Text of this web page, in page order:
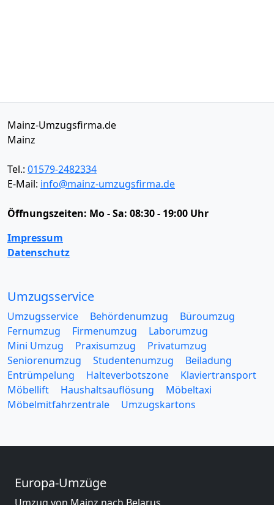
Mainz-Umzugsfirma.de
Mainz
Tel.: 01579-2482334
E-Mail: info@mainz-umzugsfirma.de
Öffnungszeiten: Mo - Sa: 08:30 - 19:00 Uhr
Impressum
Datenschutz
Umzugsservice
Umzugsservice Behördenumzug
Büroumzug
Fernumzug
Firmenumzug
Laborumzug
Mini Umzug
Praxisumzug
Privatumzug
Seniorenumzug
Studentenumzug
Beiladung
Entrümpelung
Halteverbotszone
Klaviertransport
Möbellift
Haushaltsauflösung
Möbeltaxi
Möbelmitfahrzentrale
Umzugskartons
Europa-Umzüge
Umzug von Mainz nach Belarus